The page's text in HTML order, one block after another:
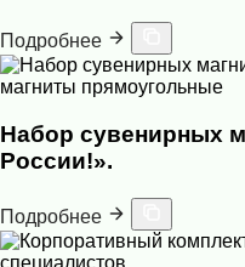
Подробнее
магниты прямоугольные
Набор сувенирных
России!».
Подробнее